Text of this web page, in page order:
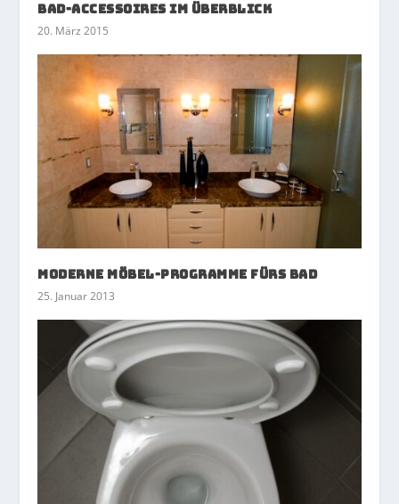
Bad-Accessoires im Überblick
20. März 2015
Moderne Möbel-Programme fürs Bad
25. Januar 2013